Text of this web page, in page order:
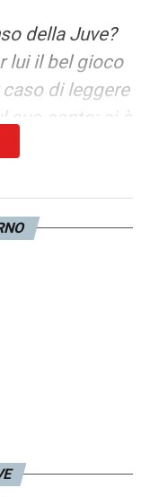
della Juve?
lui il bel gioco
di leggere
suo conto: si è
si augura
Dico la stessa
del passato,